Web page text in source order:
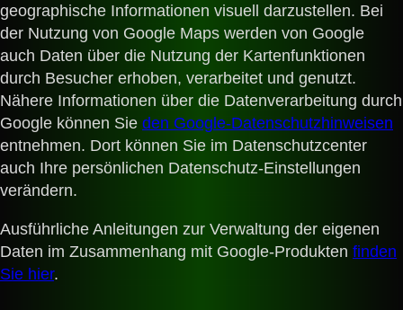
geographische Informationen visuell darzustellen. Bei
der Nutzung von Google Maps werden von Google
auch Daten über die Nutzung der Kartenfunktionen
durch Besucher erhoben, verarbeitet und genutzt.
Nähere Informationen über die Datenverarbeitung durch
Google können Sie den Google-Datenschutzhinweisen
entnehmen. Dort können Sie im Datenschutzcenter
auch Ihre persönlichen Datenschutz-Einstellungen
verändern.
Ausführliche Anleitungen zur Verwaltung der eigenen
Daten im Zusammenhang mit Google-Produkten finden
Sie hier.